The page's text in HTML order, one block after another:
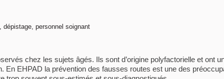
personnel soignant
chez les sujets âgés. Ils sont d’origine polyfactorielle et ont
En EHPAD la prévention des fausses routes est une des